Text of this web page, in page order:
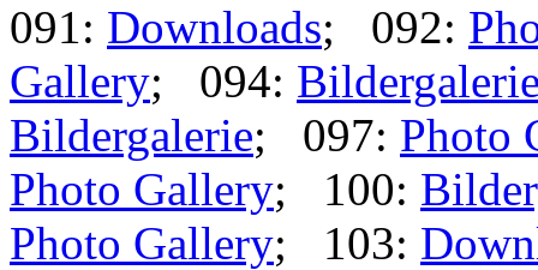
091: Downloads; 092:
Gallery; 094:
Bildergalerie; 097: Photo
Photo Gallery; 100:
Photo Gallery; 103: